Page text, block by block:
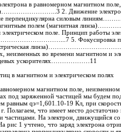
в равномерном магнитном
2. Движение
не перпендикулярна силовым
магнитным полем (магнитная
поле. Принцип работы
5. Фокусировка пучка
неизменных во времени
ускорителях………………11
в магнитном и электрическом полях
магнитном поле,
под заряженной частицей мы будем
равным qэ=1,601.10-19 Кл, при
Полагаем, что имеет место
частицами. На электрон, движущийся
рис 1 учтено, что заряд электрона